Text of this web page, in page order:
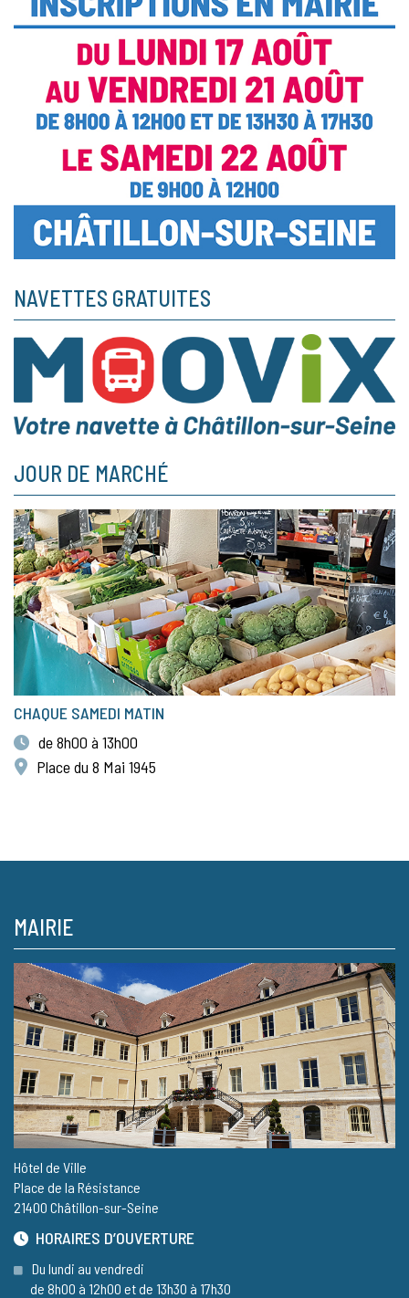
NAVETTES GRATUITES
JOUR DE MARCHÉ
CHAQUE SAMEDI MATIN
de 8h00 à 13h00
Place du 8 Mai 1945
MAIRIE
Hôtel de Ville
Place de la Résistance
21400 Châtillon-sur-Seine
HORAIRES D’OUVERTURE
Du lundi au vendredi
de 8h00 à 12h00 et de 13h30 à 17h30